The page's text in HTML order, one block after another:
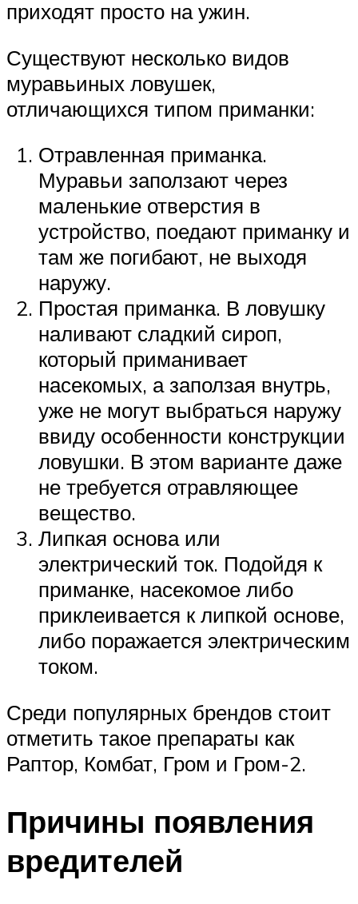
приходят просто на ужин.
Существуют несколько видов
муравьиных ловушек,
отличающихся типом приманки:
Отравленная приманка.
Муравьи заползают через
маленькие отверстия в
устройство, поедают приманку и
там же погибают, не выходя
наружу.
Простая приманка. В ловушку
наливают сладкий сироп,
который приманивает
насекомых, а заползая внутрь,
уже не могут выбраться наружу
ввиду особенности конструкции
ловушки. В этом варианте даже
не требуется отравляющее
вещество.
Липкая основа или
электрический ток. Подойдя к
приманке, насекомое либо
приклеивается к липкой основе,
либо поражается электрическим
током.
Среди популярных брендов стоит
отметить такое препараты как
Раптор, Комбат, Гром и Гром-2.
Причины появления
вредителей